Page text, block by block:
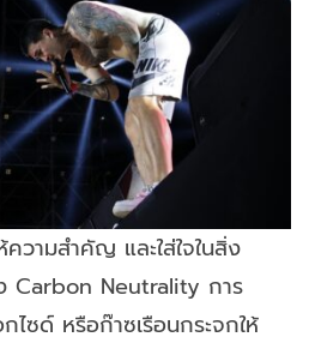
วามสำคัญ และใส่ใจในสิ่ง
Carbon Neutrality การ
ซด์ หรือก๊าซเรือนกระจกให้